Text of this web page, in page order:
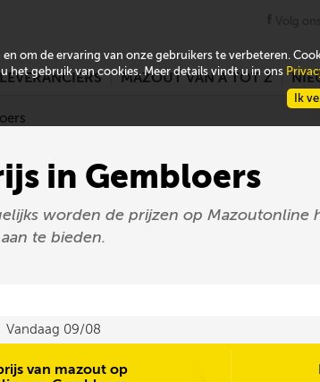
MAZOUT VAN A TOT Z
in Gembloers
worden de prijzen op Mazoutonline
aan te bieden.
Vandaag 09/08
van mazout op
om de ervaring van onze gebruikers te verbeteren.
het gebruik van cookies. Meer details vindt u in ons
Ik